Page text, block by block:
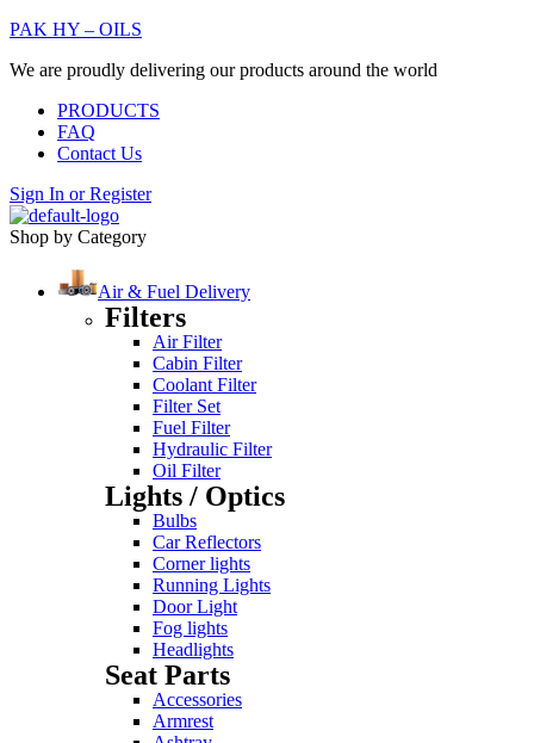
PAK HY – OILS
We are proudly delivering our products around the world
PRODUCTS
FAQ
Contact Us
Sign In orRegister
Shop by Category
Air & Fuel Delivery
Filters
Air Filter
Cabin Filter
Coolant Filter
Filter Set
Fuel Filter
Hydraulic Filter
Oil Filter
Lights / Optics
Bulbs
Car Reflectors
Corner lights
Running Lights
Door Light
Fog lights
Headlights
Seat Parts
Accessories
Armrest